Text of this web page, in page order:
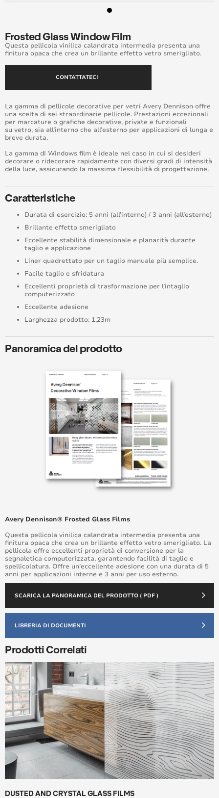
Frosted Glass Window Film
Questa pellicola vinilica calandrata intermedia presenta una
finitura opaca che crea un brillante effetto vetro smerigliato.
CONTATTATECI
La gamma di pellicole decorative per vetri Avery Dennison offre
una scelta di sei straordinarie pellicole. Prestazioni eccezionali
per marcature o grafiche decorative, private e funzionali
su vetro, sia all’interno che all’esterno per applicazioni di lunga e
breve durata.
La gamma di Windows film è ideale nel caso in cui si desideri
decorare o ridecorare rapidamente con diversi gradi di intensità
della luce, assicurando la massima flessibilità di progettazione.
Caratteristiche
Durata di esercizio: 5 anni (all’interno) / 3 anni (all’esterno)
Brillante effetto smerigliato
Eccellente stabilità dimensionale e planarità durante
taglio e applicazione
Liner quadrettato per un taglio manuale più semplice.
Facile taglio e sfridatura
Eccellenti proprietà di trasformazione per l’intaglio
computerizzato
Eccellente adesione
Larghezza prodotto: 1,23m
Panoramica del prodotto
Avery Dennison® Frosted Glass Films
Questa pellicola vinilica calandrata intermedia presenta una
finitura opaca che crea un brillante effetto vetro smerigliato. La
pellicola offre eccellenti proprietà di conversione per la
segnaletica computerizzata, garantendo facilità di taglio e
spellicolatura. Offre un’eccellente adesione con una durata di 5
anni per applicazioni interne e 3 anni per uso esterno.
SCARICA LA PANORAMICA DEL PRODOTTO ( PDF )
LIBRERIA DI DOCUMENTI
Prodotti Correlati
DUSTED AND CRYSTAL GLASS FILMS